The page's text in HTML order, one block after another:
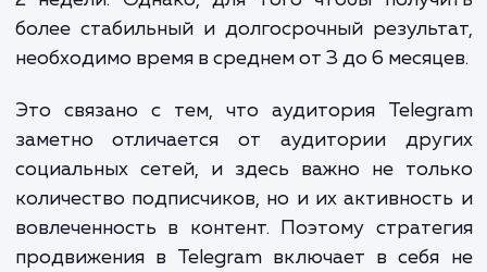
индивидуальное решение, которое будет
вашим целям и бюджету. Давайте вместе превратим ваш
Telegram-канал в мощный маркетинговый инструмент!
ЗАКАЗАТЬ УСЛУГИ